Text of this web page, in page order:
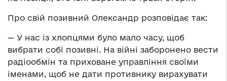
Про свій позивний Олександр розповідає так:
— У нас із хлопцями було мало часу, щоб
вибрати собі позивні. На війні заборонено вести
радіообмін та приховане управління своїми
іменами, щоб не дати противнику вирахувати